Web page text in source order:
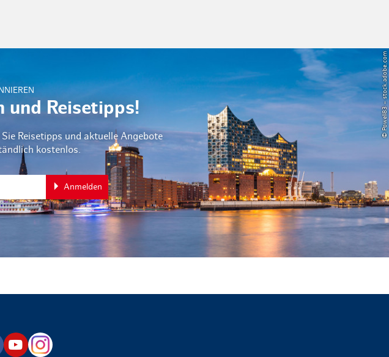
und Reisetipps!
Reisetipps und aktuelle Angebote
kostenlos.
Anmelden
© Powell83 – stock.adobe.com
Startseite